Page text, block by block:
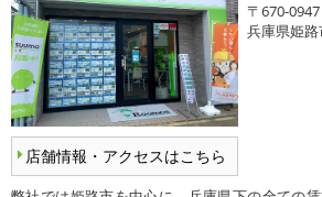
店舗情報・アクセスはこちら
〒670-0947
兵庫県姫